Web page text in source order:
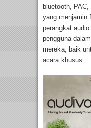
bluetooth,
yang menjamin
perangkat
pengguna
mereka, baik
acara khusus.